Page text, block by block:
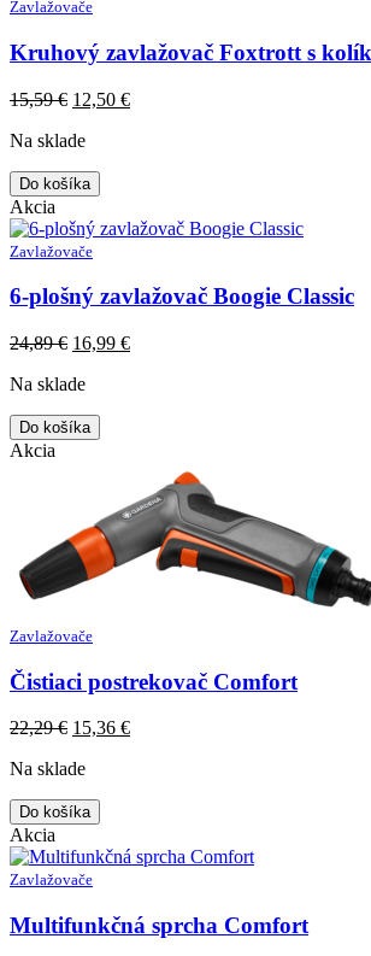
Zavlažovače
Kruhový zavlažovač Foxtrott s
15,59€ Original
was:
12,50 €Current
Na sklade
Do košíka
Akcia
Zavlažovače
6-plošný zavlažovač Boogie Classic
24,89€ Original
was:
16,99 €Current
Na sklade
Do košíka
Akcia
Zavlažovače
Čistiaci postrekovač Comfort
22,29€ Original
was:
15,36 €Current
Na sklade
Do košíka
Akcia
Zavlažovače
Multifunkčná sprcha Comfort